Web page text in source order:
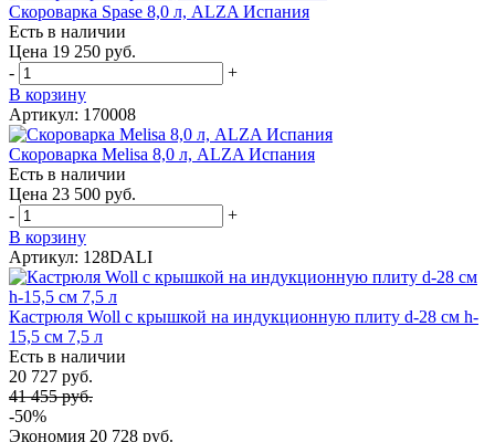
Скороварка Spase 8,0 л, ALZA Испания
Есть в наличии
Цена 19 250 руб.
-
+
В корзину
Артикул: 170008
Скороварка Melisa 8,0 л, ALZA Испания
Есть в наличии
Цена 23 500 руб.
-
+
В корзину
Артикул: 128DALI
Кастрюля Woll с крышкой на индукционную плиту d-28 см h-
15,5 см 7,5 л
Есть в наличии
20 727 руб.
41 455 руб.
-50%
Экономия 20 728 руб.